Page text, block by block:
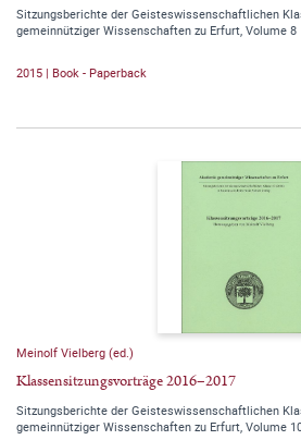
Sitzungsberichte der Geisteswissenschaftlichen
gemeinnütziger Wissenschaften zu Erfurt, Volume 8
2015 | Book - Paperback
Meinolf Vielberg (ed.)
Klassensitzungsvorträge 2016–2017
Sitzungsberichte der Geisteswissenschaftlichen
gemeinnütziger Wissenschaften zu Erfurt, Volume